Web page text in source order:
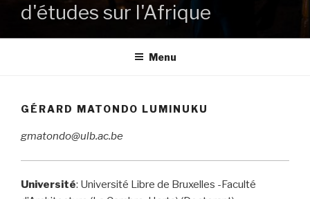
d'études sur l'Afrique
Menu
GÉRARD MATONDO LUMINUKU
gmatondo@ulb.ac.be
Université: Université Libre de Bruxelles -Faculté